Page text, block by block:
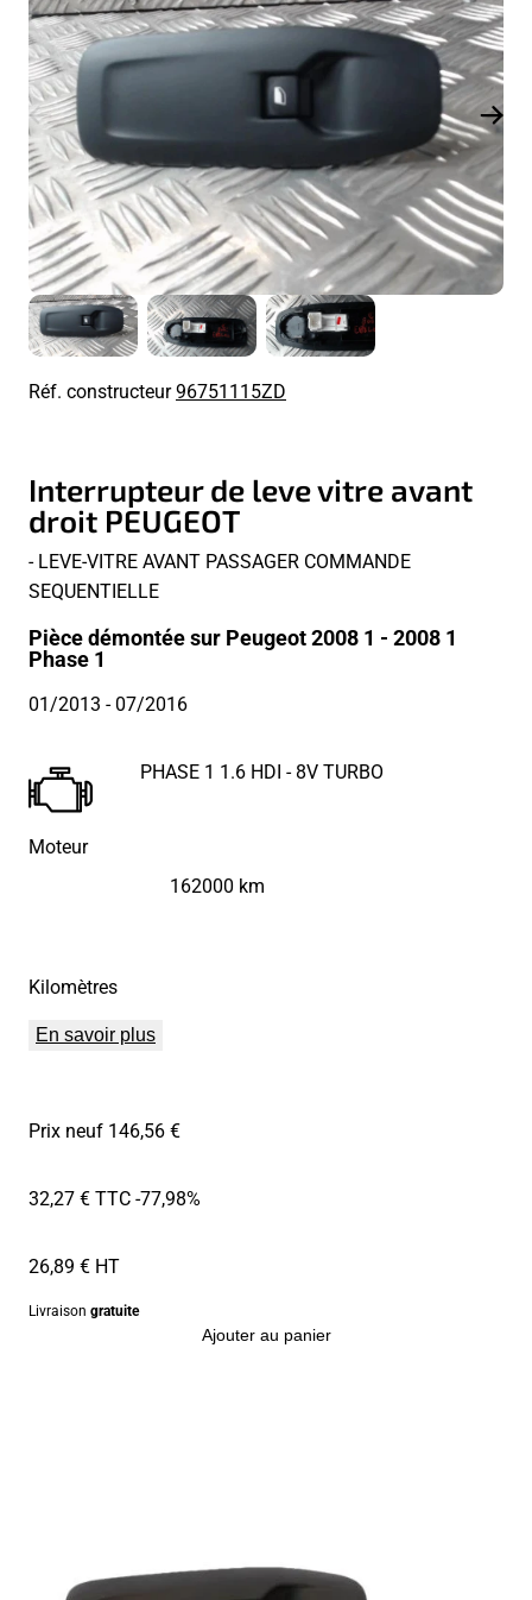
Réf. constructeur96751115ZD
Interrupteur de leve vitre avant
droit PEUGEOT
- LEVE-VITRE AVANT PASSAGER COMMANDE
SEQUENTIELLE
Pièce démontée sur Peugeot 2008 1 - 2008 1
Phase 1
01/2013 - 07/2016
Moteur
PHASE 1 1.6 HDI - 8V TURBO
Kilomètres
162000 km
En savoir plus
Prix neuf 146,56 €
32,27 € TTC-77,98%
26,89 € HT
Livraison gratuite
Ajouter au panier